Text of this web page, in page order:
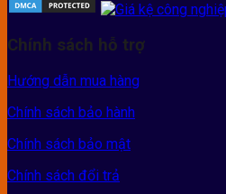
Chính sách hỗ trợ
Hướng dẫn mua hàng
Chính sách bảo hành
Chính sách bảo mật
Chính sách đổi trả